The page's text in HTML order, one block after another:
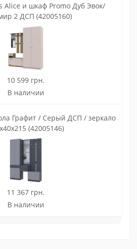
Alice и шкаф Promo Дуб Эвок/
2 ДСП (42005160)
10 599 грн.
В наличии
Графит / Серый ДСП / зеркало
(42005146)
11 367 грн.
В наличии